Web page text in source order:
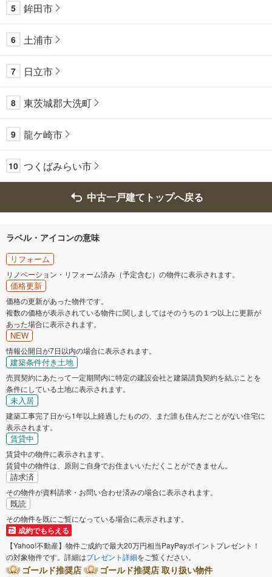
5 鉾田市
6 土浦市
7 日立市
8 東茨城郡大洗町
9 龍ケ崎市
10 つくばみらい市
中古一戸建てトップへ戻る
ラベル・アイコンの意味
リフォーム
リノベーション・リフォーム済み（予定含む）の物件に表示されます。
価格更新
価格の更新があった物件です。
複数の価格が表示されている物件に関しましてはそのうちの１つ以上に更新が
あった場合に表示されます。
NEW
情報公開日が7日以内の場合に表示されます。
建築条件付き土地
売買契約にあたって一定期間内に特定の建設会社と建築請負契約を結ぶことを
条件にしている土地に表示されます。
未入居
建築工事完了日から1年以上経過したものの、まだ誰も住んだことがない住宅に
表示されます。
賃貸中
賃貸中の物件に表示されます。
賃貸中の物件は、原則ご自身でお住まいいただくことができません。
請求済
その物件が資料請求・お問い合わせ済みの場合に表示されます。
既読
その物件を既にご覧になっている場合に表示されます。
成約でもらえる
【Yahoo!不動産】物件ご成約で最大20万円相当PayPayポイントプレゼント！
の対象物件です。詳細はプレゼント詳細をご覧ください。
ゴールド推奨店
ゴールド推奨店 取り扱い物件